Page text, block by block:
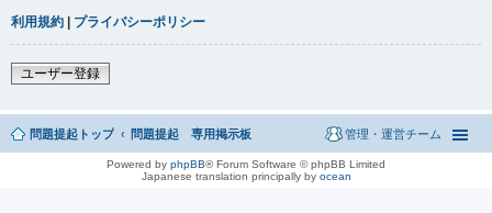
利用規約 | プライバシーポリシー
ユーザー登録
問題提起トップ 問題提起 専用掲示板 管理・運営チーム
Powered by phpBB® Forum Software © phpBB Limited
Japanese translation principally by ocean